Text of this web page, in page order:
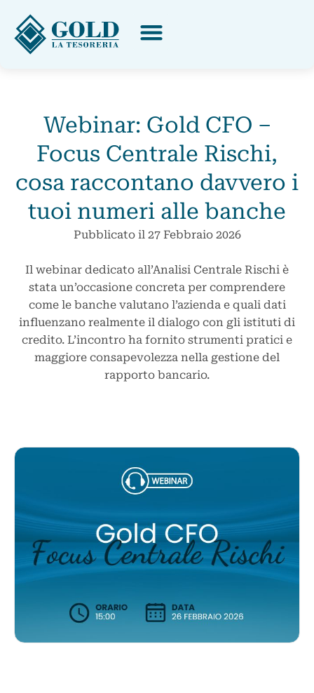
Webinar: Gold CFO –
Focus Centrale Rischi,
cosa raccontano davvero i
tuoi numeri alle banche
Pubblicato il 27 Febbraio 2026
Il webinar dedicato all’Analisi Centrale Rischi è
stata un’occasione concreta per comprendere
come le banche valutano l’azienda e quali dati
influenzano realmente il dialogo con gli istituti di
credito. L’incontro ha fornito strumenti pratici e
maggiore consapevolezza nella gestione del
rapporto bancario.